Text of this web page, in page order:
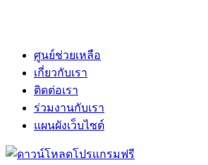
ศูนย์ช่วยเหลือ
เกี่ยวกับเรา
ติดต่อเรา
ร่วมงานกับเรา
แผนผังเว็บไซต์